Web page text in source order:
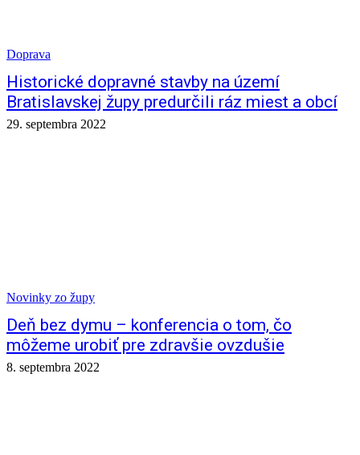
Doprava
Historické dopravné stavby na území
Bratislavskej župy predurčili ráz miest a obcí
29. septembra 2022
Novinky zo župy
Deň bez dymu – konferencia o tom, čo
môžeme urobiť pre zdravšie ovzdušie
8. septembra 2022